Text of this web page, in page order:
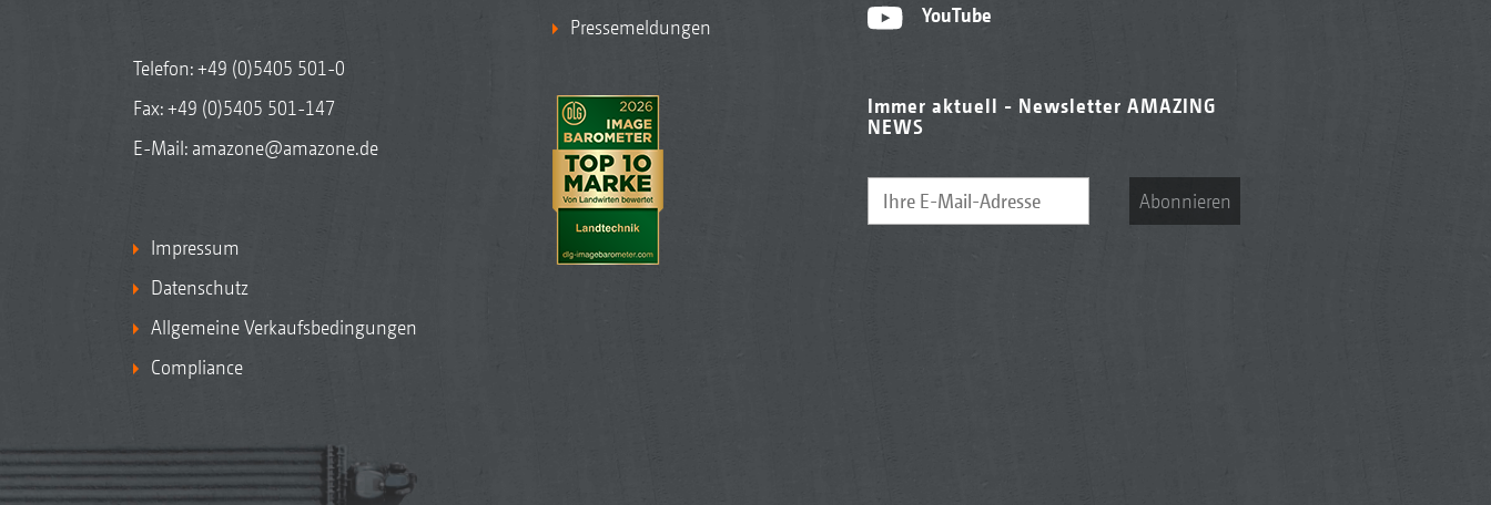
Telefon:+49 (0)5405 501-0
Fax: +49 (0)5405 501-147
E-Mail: amazone@amazone.de
Impressum
Datenschutz
Allgemeine Verkaufsbedingungen
Compliance
Pressemeldungen
YouTube
Immer aktuell - Newsletter AMAZING
NEWS
Abonnieren